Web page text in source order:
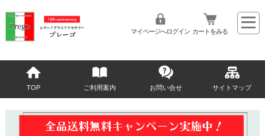
マイページへログイン カートをみる
TOP ご利用案内 お問い合せ サイトマップ